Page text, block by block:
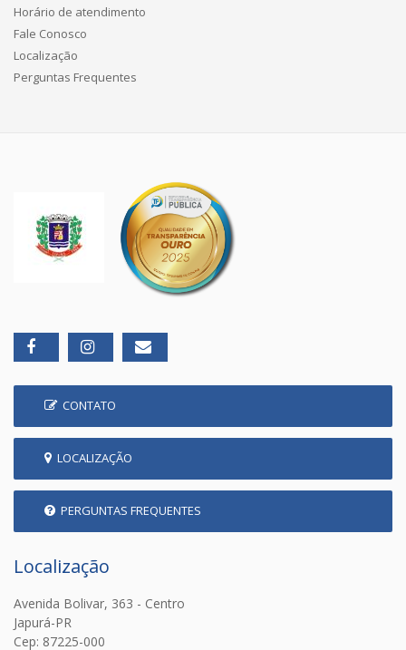
Horário de atendimento
Fale Conosco
Localização
Perguntas Frequentes
CONTATO
LOCALIZAÇÃO
PERGUNTAS FREQUENTES
Localização
Avenida Bolivar, 363 - Centro
Japurá-PR
Cep: 87225-000